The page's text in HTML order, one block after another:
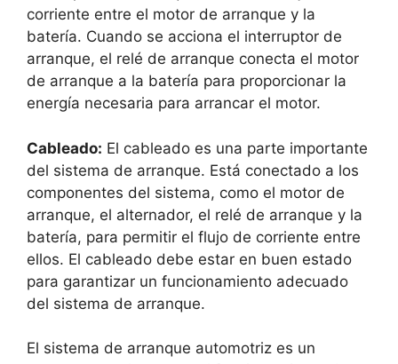
corriente entre el motor de arranque y la
batería. Cuando se acciona el interruptor de
arranque, el relé de arranque conecta el motor
de arranque a la batería para proporcionar la
energía necesaria para arrancar el motor.
Cableado: El cableado es una parte importante
del sistema de arranque. Está conectado a los
componentes del sistema, como el motor de
arranque, el alternador, el relé de arranque y la
batería, para permitir el flujo de corriente entre
ellos. El cableado debe estar en buen estado
para garantizar un funcionamiento adecuado
del sistema de arranque.
El sistema de arranque automotriz es un